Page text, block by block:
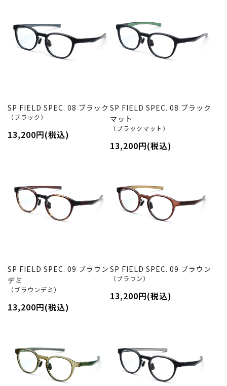
SP FIELD SPEC. 08 ブラック
（ブラック）
13,200円(税込)
SP FIELD SPEC. 08 ブラック
マット
（ブラックマット）
13,200円(税込)
SP FIELD SPEC. 09 ブラウン
デミ
（ブラウンデミ）
13,200円(税込)
SP FIELD SPEC. 09 ブラウン
（ブラウン）
13,200円(税込)